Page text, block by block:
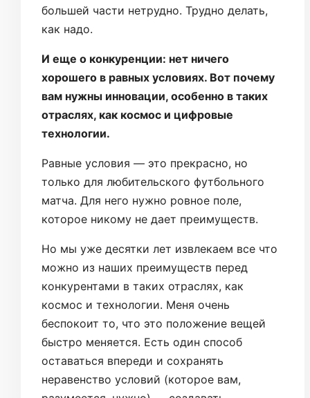
большей части нетрудно. Трудно делать,
как надо.
И еще о конкуренции: нет ничего
хорошего в равных условиях. Вот почему
вам нужны инновации, особенно в таких
отраслях, как космос и цифровые
технологии.
Равные условия — это прекрасно, но
только для любительского футбольного
матча. Для него нужно ровное поле,
которое никому не дает преимуществ.
Но мы уже десятки лет извлекаем все что
можно из наших преимуществ перед
конкурентами в таких отраслях, как
космос и технологии. Меня очень
беспокоит то, что это положение вещей
быстро меняется. Есть один способ
оставаться впереди и сохранять
неравенство условий (которое вам,